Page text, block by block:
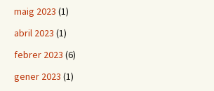
maig 2023 (1)
abril 2023 (1)
febrer 2023 (6)
gener 2023 (1)